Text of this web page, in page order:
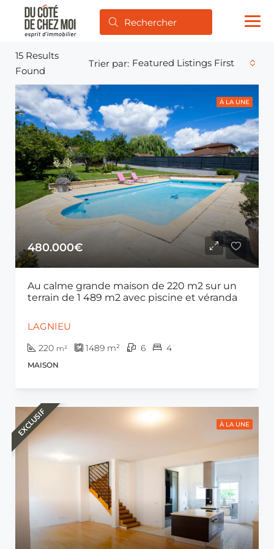
15 Results
Found
Trier par: Featured Listings First
À LA UNE
480.000€
Au calme grande maison de 220 m2 sur un
terrain de 1 489 m2 avec piscine et véranda
LAGNIEU
220 m² 1489 m² 6 4
MAISON
À LA UNE
EXCLUSIF